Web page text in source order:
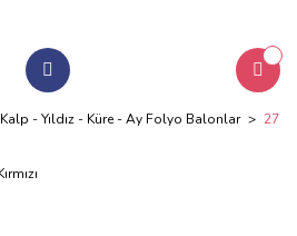
Kalp - Yıldız - Küre - Ay Folyo Balonlar 27''